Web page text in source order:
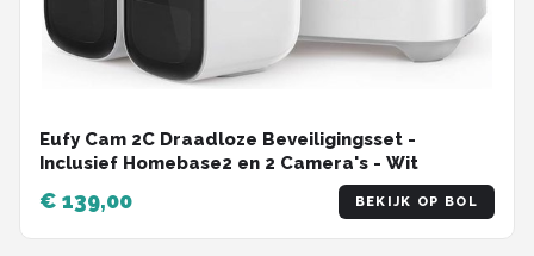
Eufy Cam 2C Draadloze Beveiligingsset -
Inclusief Homebase2 en 2 Camera's - Wit
€ 139,00 BEKIJK OP BOL